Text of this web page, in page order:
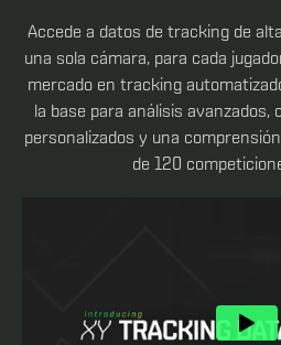
Accede a datos de tracking de
una sola cámara, para cada
mercado en tracking
la base para análisis
personalizados y una
de 120